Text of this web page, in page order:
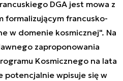
DGA jest mowa z
formalizującym francusko-
w domenie kosmicznej". Na
zaproponowania
Kosmicznego na lata
potencjalnie wpisuje się w